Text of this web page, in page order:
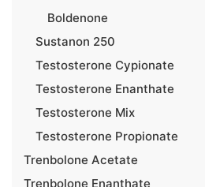
Boldenone
Sustanon 250
Testosterone Cypionate
Testosterone Enanthate
Testosterone Mix
Testosterone Propionate
Trenbolone Acetate
Trenbolone Enanthate